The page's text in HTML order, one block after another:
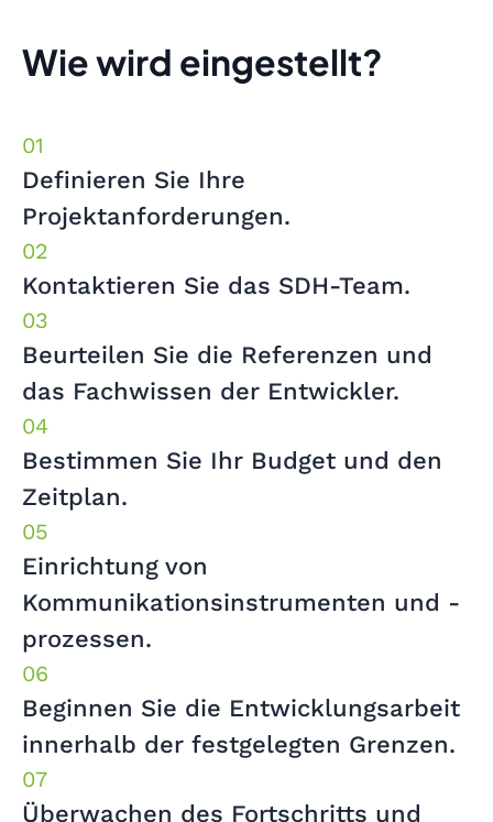
Wie wird eingestellt?
Definieren Sie Ihre
Projektanforderungen.
Kontaktieren Sie das SDH-Team.
Beurteilen Sie die Referenzen und
das Fachwissen der Entwickler.
Bestimmen Sie Ihr Budget und den
Zeitplan.
Einrichtung von
Kommunikationsinstrumenten und -
prozessen.
Beginnen Sie die Entwicklungsarbeit
innerhalb der festgelegten Grenzen.
Überwachen des Fortschritts und